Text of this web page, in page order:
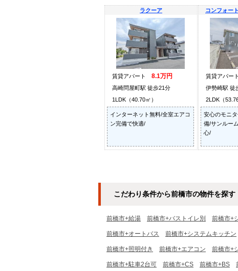
ラクーア
賃貸アパート 8.1万円
高崎問屋町駅 徒歩21分
1LDK（40.70㎡）
インターネット無料/全室エアコ
ン完備で快適/
コンフォー
賃貸アパー
伊勢崎駅 徒
2LDK（53.76
安心のモニ
備/サンルー
心/
こだわり条件から前橋市の物件を探す
前橋市+給湯 前橋市+バストイレ別 前橋市+
前橋市+オートバス 前橋市+システムキッチン
前橋市+照明付き 前橋市+エアコン 前橋市+
前橋市+駐車2台可 前橋市+CS 前橋市+BS